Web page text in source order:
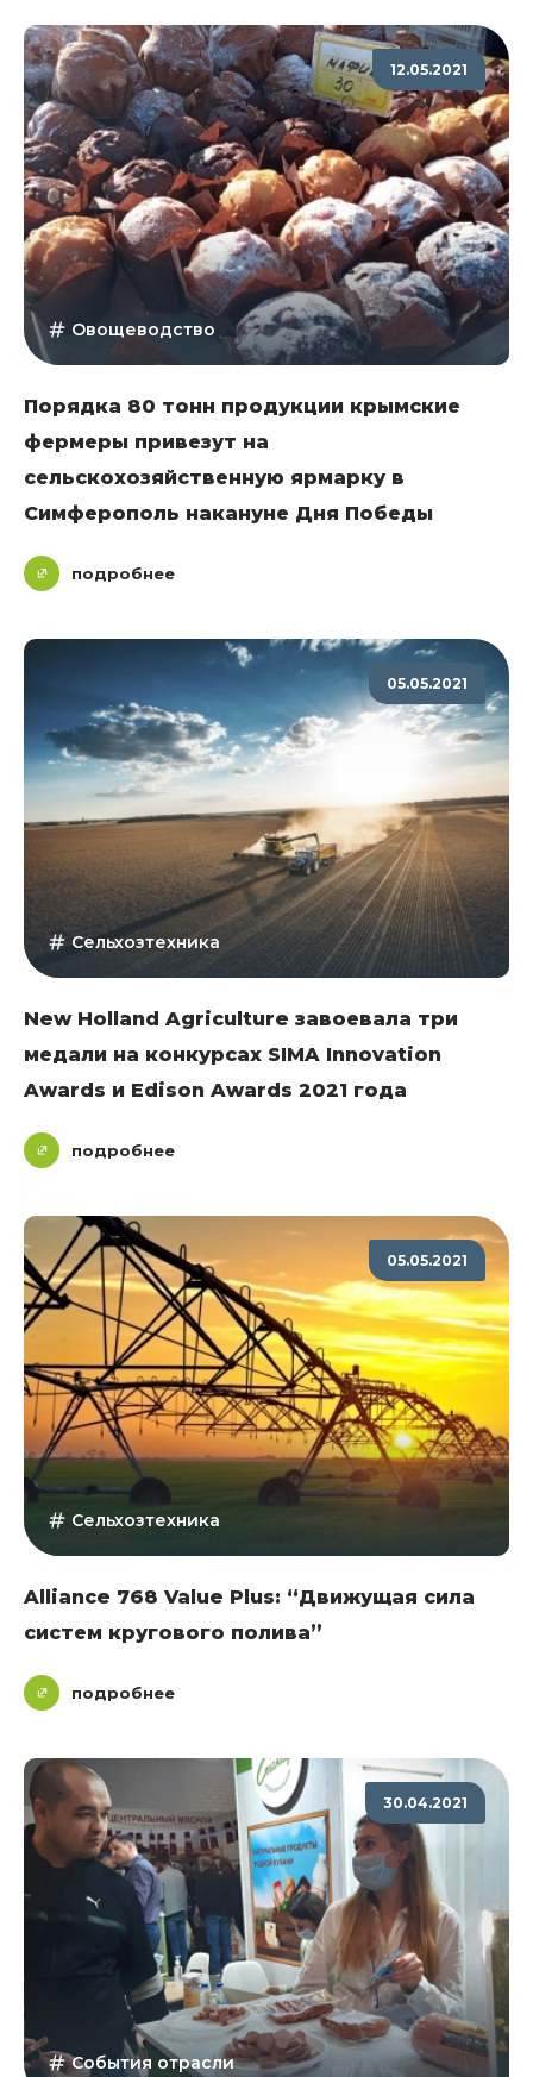
12.05.2021
Овощеводство
Порядка 80 тонн продукции крымские
фермеры привезут на
сельскохозяйственную ярмарку в
Симферополь накануне Дня Победы
подробнее
05.05.2021
Сельхозтехника
New Holland Agriculture завоевала три
медали на конкурсах SIMA Innovation
Awards и Edison Awards 2021 года
подробнее
05.05.2021
Сельхозтехника
Alliance 768 Value Plus: “Движущая сила
систем кругового полива”
подробнее
30.04.2021
События отрасли